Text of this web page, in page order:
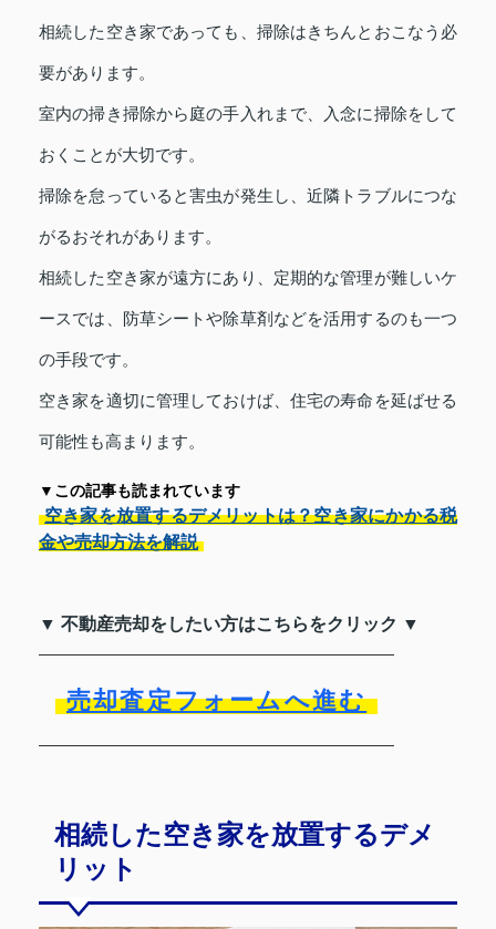
相続した空き家であっても、掃除はきちんとおこなう必
要があります。
室内の掃き掃除から庭の手入れまで、入念に掃除をして
おくことが大切です。
掃除を怠っていると害虫が発生し、近隣トラブルにつな
がるおそれがあります。
相続した空き家が遠方にあり、定期的な管理が難しいケ
ースでは、防草シートや除草剤などを活用するのも一つ
の手段です。
空き家を適切に管理しておけば、住宅の寿命を延ばせる
可能性も高まります。
▼この記事も読まれています
空き家を放置するデメリットは？空き家にかかる税
金や売却方法を解説
▼ 不動産売却をしたい方はこちらをクリック ▼
売却査定フォームへ進む
相続した空き家を放置するデメ
リット